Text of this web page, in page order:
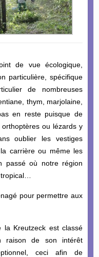
de vue écologique,
particulière, spécifique
de nombreuses
thym, marjolaine,
en reste puisque de
ou lézards y
oublier les vestiges
carrière ou même les
passé où notre région
pour permettre aux
la Kreutzeck est classé
raison de son intérêt
ceci afin de